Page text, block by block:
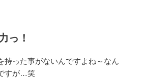
っ！
持った事がないんですよね～なん
すが…笑